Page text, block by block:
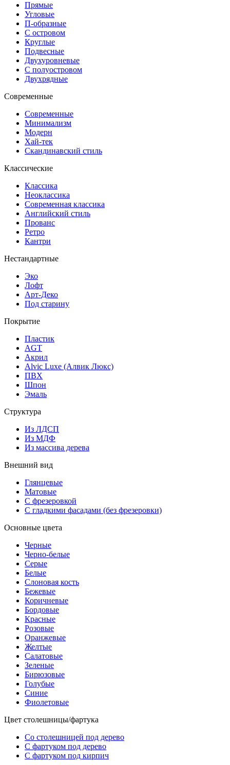
Прямые
Угловые
П-образные
С островом
Круглые
Подвесные
Двухуровневые
С полуостровом
Двухрядные
Современные
Современные
Минимализм
Модерн
Хай-тек
Скандинавский стиль
Классические
Классика
Неоклассика
Современная классика
Английский стиль
Прованс
Ретро
Кантри
Нестандартные
Эко
Лофт
Арт-Деко
Под старину
Покрытие
Пластик
AGT
Акрил
Alvic Luxe (Алвик Люкс)
ПВХ
Шпон
Эмаль
Структура
Из ЛДСП
Из МДФ
Из массива дерева
Внешний вид
Глянцевые
Матовые
С фрезеровкой
С гладкими фасадами (без фрезеровки)
Основные цвета
Черные
Черно-белые
Серые
Белые
Слоновая кость
Бежевые
Коричневые
Бордовые
Красные
Розовые
Оранжевые
Желтые
Салатовые
Зеленые
Бирюзовые
Голубые
Синие
Фиолетовые
Цвет столешницы/фартука
Со столешницей под дерево
С фартуком под дерево
С фартуком под кирпич